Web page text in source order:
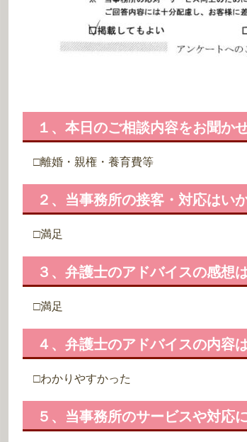
１、本日のご相談内容をお聞か
□離婚・親権・養育費等
２、当事務所の接客・対応はい
□満足
３、弁護士のアドバイスの感想
□満足
４、弁護士のアドバイスの内容
□わかりやすかった
５、当事務所のサービスや対応